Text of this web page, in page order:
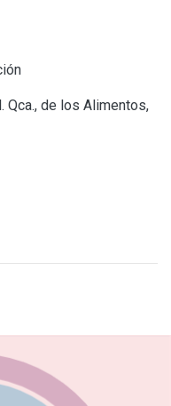
Qca., de los Alimentos,